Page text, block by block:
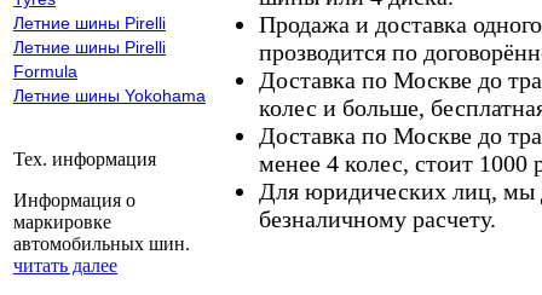
Летние шины Pirelli
Летние шины Pirelli
Formula
Летние шины Yokohama
Тех. информация
Информация о
маркировке
автомобильных шин.
читать далее
Продажа и доставка
прозводится по
Доставка по Москве до
колес и больше,
Доставка по Москве до
менее 4 колес, стоит 1000
Для юридических лиц, мы
безналичному расчету.